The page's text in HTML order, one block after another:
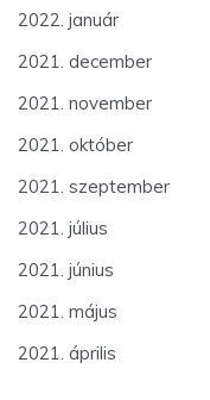
2022. január
2021. december
2021. november
2021. október
2021. szeptember
2021. július
2021. június
2021. május
2021. április